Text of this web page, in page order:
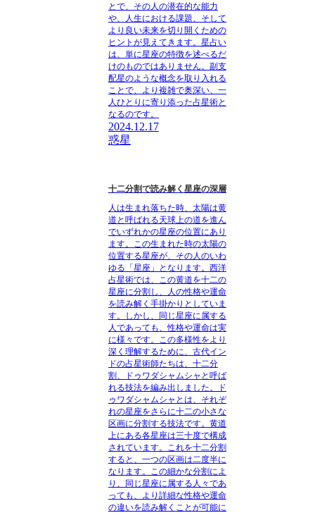
とで、その人の潜在的な能力
や、人生における課題、そして
より良い未来を切り開くための
ヒントが見えてきます。星占い
は、単に星座の特徴を述べるだ
けのものではありません。副支
配星のような概念を取り入れる
ことで、より複雑で奥深い、一
人ひとりに寄り添った占星術と
なるのです。
2024.12.17
惑星
十二分割で読み解く星座の深層
人は生まれ落ちた時、太陽は黄
道と呼ばれる天球上の道を進ん
でいずれかの星座の位置にあり
ます。この生まれた時の太陽の
位置する星座が、その人のいわ
ゆる「星座」となります。西洋
占星術では、この黄道を十二の
星座に分割し、人の性格や運命
を読み解く手掛かりとしていま
す。しかし、同じ星座に属する
人であっても、性格や運命は実
に様々です。この多様性をより
深く理解するために、古代イン
ドの占星術師たちは、十二分
割、ドゥワダシャムシャと呼ば
れる技法を編み出しました。ド
ゥワダシャムシャとは、それぞ
れの星座をさらに十二の小さな
区画に分割する技法です。黄道
上にある各星座は三十度で構成
されています。これを十二分割
すると、一つの区画は二度半に
なります。この細かな分割によ
り、同じ星座に属する人々であ
っても、より詳細な性格や運命
の違いを読み解くことが可能に